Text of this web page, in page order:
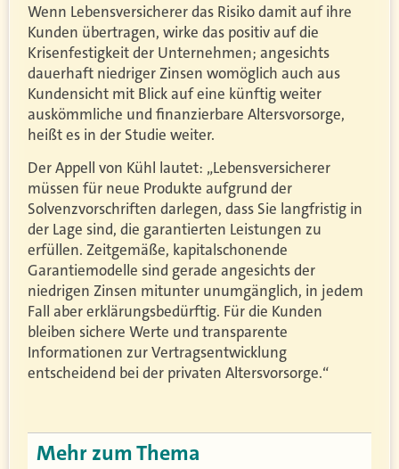
Wenn Lebensversicherer das Risiko damit auf ihre
Kunden übertragen, wirke das positiv auf die
Krisenfestigkeit der Unternehmen; angesichts
dauerhaft niedriger Zinsen womöglich auch aus
Kundensicht mit Blick auf eine künftig weiter
auskömmliche und finanzierbare Altersvorsorge,
heißt es in der Studie weiter.
Der Appell von Kühl lautet: „Lebensversicherer
müssen für neue Produkte aufgrund der
Solvenzvorschriften darlegen, dass Sie langfristig in
der Lage sind, die garantierten Leistungen zu
erfüllen. Zeitgemäße, kapitalschonende
Garantiemodelle sind gerade angesichts der
niedrigen Zinsen mitunter unumgänglich, in jedem
Fall aber erklärungsbedürftig. Für die Kunden
bleiben sichere Werte und transparente
Informationen zur Vertragsentwicklung
entscheidend bei der privaten Altersvorsorge.“
Mehr zum Thema